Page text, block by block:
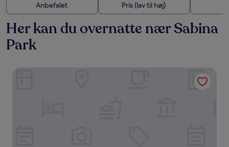
Anbefalet Pris (lav til høj)
Her kan du overnatte nær Sabina
Park